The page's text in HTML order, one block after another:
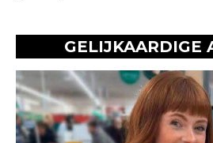
GELIJKAARDIGE